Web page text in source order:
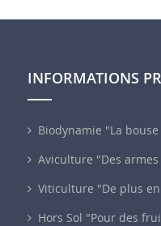
INFORMATIONS
Biodynamie "La
Aviculture "Des
Viticulture "De plus
Hors Sol "Pour des